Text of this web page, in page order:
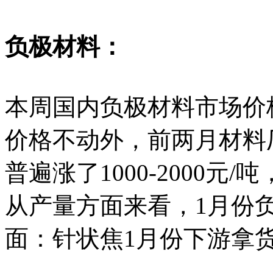
负极材料：
本周国内负极材料市场
价格不动外，前两月材
普遍涨了1000-2000元/
从产量方面来看，1月份
面：针状焦1月份下游拿